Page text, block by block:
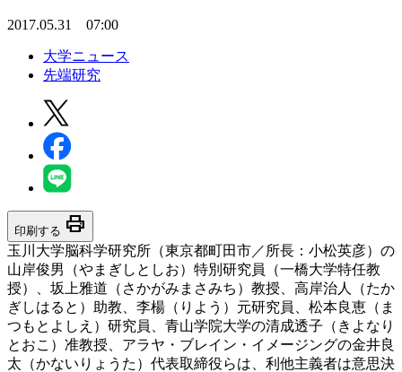
2017.05.31 07:00
大学ニュース
先端研究
印刷する print
玉川大学脳科学研究所（東京都町田市／所長：小松英彦）の
山岸俊男（やまぎしとしお）特別研究員（一橋大学特任教
授）、坂上雅道（さかがみまさみち）教授、高岸治人（たか
ぎしはると）助教、李楊（りよう）元研究員、松本良恵（ま
つもとよしえ）研究員、青山学院大学の清成透子（きよなり
とおこ）准教授、アラヤ・ブレイン・イメージングの金井良
太（かないりょうた）代表取締役らは、利他主義者は意思決